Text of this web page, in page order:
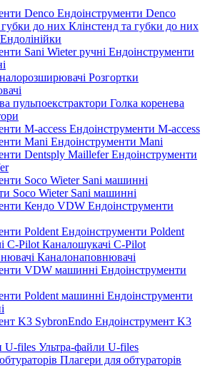
Ендоінструменти Denco
Клінстенд та губки до них
Ендолінійки
Ендоінструменти
Розгортки
Голка коренева
Ендоінструменти M-access
Ендоінструменти Mani
Ендоінструменти
Soco Wieter Sani машинні
Ендоінструменти
Ендоінструменти Poldent
Каналошукачі C-Pilot
Каналонаповнювачі
Ендоінструменти
Ендоінструменти
Ендоінструмент K3
Ультра-файли U-files
Плагери для обтураторів